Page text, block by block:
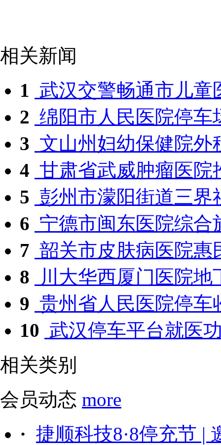
相关新闻
1 武汉交警畅通市儿童
2 绵阳市人民医院停车
3 文山州妇幼保健院外
4 甘肃省武威肿瘤医院
5 彭州市濛阳街道三界
6 宁德市闽东医院综合
7 韶关市皮肤病医院惠
8
川大华西厦门医院
9 贵州省人民医院停车
10 武汉停车平台就医
相关类别
会员动态 more
· 捷顺科技8·8停充节 |